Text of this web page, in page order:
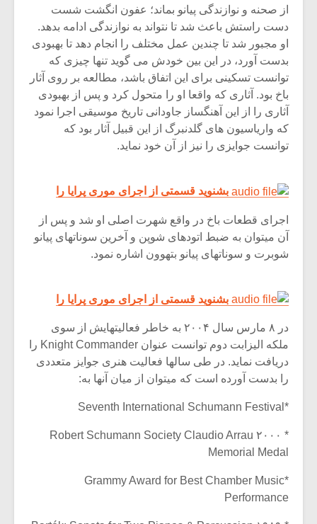
از صحنه و نوازندگی پیانو بماند؛ عفون انگشت شست
دست راستش باعث شد تا نتواند به نوازندگی ادامه بدهد.
او مجبور شد تا چندین عمل مختلف را انجام دهد تا بهبودی
بدست آورد، در این بین خودش می گوید تنها چیزی که
توانست تسکینی برای این اتفاق باشد، مطالعه بر روی آثار
باخ بود. آثاری که واقعا او را متحول کرد و پس از بهبودی
آثاری را از این آهنگساز جاودانی تاریخ موسیقی اجرا نمود
که واریاسیون های گلدنبرگ از این قبیل آثار بود که
توانست جوایزی را نیز از آن خود نماید.
بشنوید قسمتی از اجرای موری پرایا را
اجرای قطعات باخ در واقع شهرت اصلی او شد و پس از
آن میتوان به ضبط اتودهای شوپن و آخرین سوناتهای پیانو
شوبرت و سوناتهای پیانو بتهوون اشاره نمود.
بشنوید قسمتی از اجرای موری پرایا را
در ۸ مارس سال ۲۰۰۴ به خاطر فعالیتهایش از سوی
ملکه الیزابت دوم توانست عنوان Knight Commander را
دریافت نماید. در طی سالها فعالیت هنری جوایز متعددی
را بدست آورده است که میتوان از میان آنها به:
*Seventh International Schumann Festival
* ۲۰۰۰ Robert Schumann Society Claudio Arrau
Memorial Medal
*Grammy Award for Best Chamber Music
Performance